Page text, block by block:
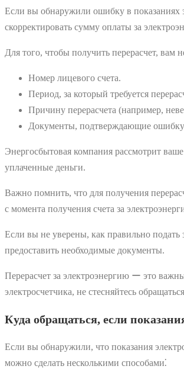
Если вы обнаружили ошибку в показаниях
скорректировать сумму оплаты за
Для того, чтобы получить перерасчет, вам
Номер лицевого счета.
Период, за который требуется
Причину перерасчета (например,
Документы, подтверждающие ошибку
Энергосбытовая компания рассмотрит
уплаченные деньги.
Важно помнить, что для получения
с момента получения счета за
Если вы не уверены, как правильно подать
предоставить необходимые документы.
Перерасчет за электроэнергию ー это
электросчетчика, не стесняйтесь
Куда обращаться, если
Если вы обнаружили, что показания
можно сделать несколькими способами⁚